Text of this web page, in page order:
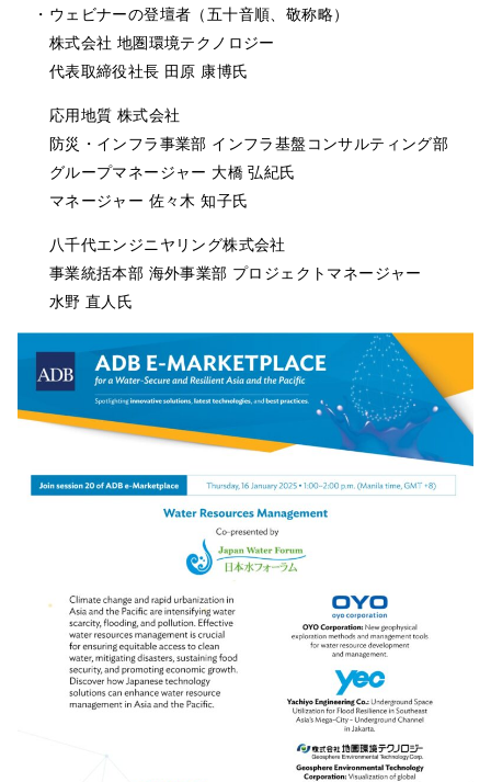
・ウェビナーの登壇者（五十音順、敬称略）
株式会社 地圏環境テクノロジー
代表取締役社長 田原 康博氏
応用地質 株式会社
防災・インフラ事業部 インフラ基盤コンサルティング部
グループマネージャー 大橋 弘紀氏
マネージャー 佐々木 知子氏
八千代エンジニヤリング株式会社
事業統括本部 海外事業部 プロジェクトマネージャー
水野 直人氏